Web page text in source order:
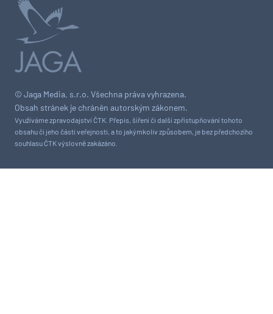
© Jaga Media, s.r.o. Všechna práva vyhrazena.
Obsah stránek je chráněn autorským zákonem.
Využíváme zpravodajství ČTK. Přepis, šíření či další zpřístupňování tohoto
obsahu či jeho části veřejnosti, a to jakýmkoliv způsobem, je bez předchozího
souhlasu ČTK výslovně zakázáno.